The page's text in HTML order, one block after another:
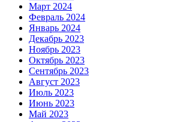
Март 2024
Февраль 2024
Январь 2024
Декабрь 2023
Ноябрь 2023
Октябрь 2023
Сентябрь 2023
Август 2023
Июль 2023
Июнь 2023
Май 2023